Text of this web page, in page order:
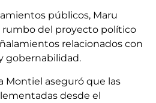
públicos, Maru
rumbo del proyecto político
relacionados con
gobernabilidad.
Montiel aseguró que las
desde el